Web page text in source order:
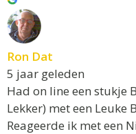
Ron Dat
5 jaar geleden
Had on line een stukje
Lekker) met een Leuke
Reageerde ik met een